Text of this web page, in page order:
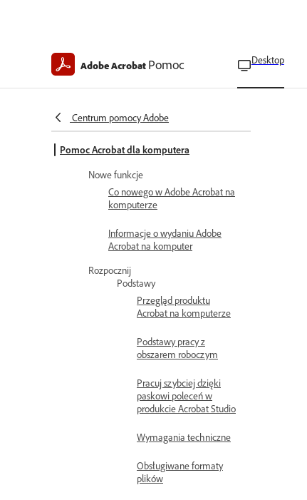
Adobe Acrobat Pomoc Desktop
Centrum pomocy Adobe
Pomoc Acrobat dla komputera
Nowe funkcje
Co nowego w Adobe Acrobat na
komputerze
Informacje o wydaniu Adobe
Acrobat na komputer
Rozpocznij
Podstawy
Przegląd produktu
Acrobat na komputerze
Podstawy pracy z
obszarem roboczym
Pracuj szybciej dzięki
paskowi poleceń w
produkcie Acrobat Studio
Wymagania techniczne
Obsługiwane formaty
plików